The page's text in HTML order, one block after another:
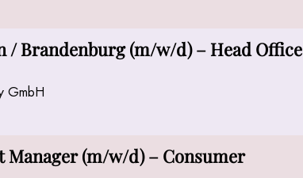
/ Brandenburg (m/w/d) – Head Office
GmbH
Manager (m/w/d) – Consumer